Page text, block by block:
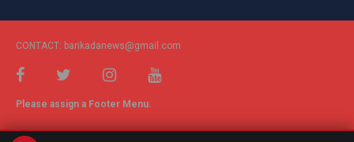
CONTACT: barikadanews@gmail.com
Please assign a Footer Menu.